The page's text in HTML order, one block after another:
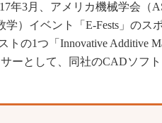
年3月、アメリカ機械学会（
）イベント「E-Fests」のス
の1つ「Innovative Additive
ーとして、同社のCADソフト